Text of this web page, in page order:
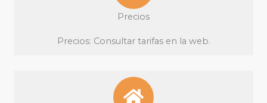
Precios
Precios: Consultar tarifas en la web.